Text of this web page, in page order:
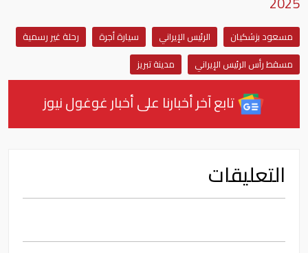
مسعود بزشكيان الرئيس الإيراني سيارة أجرة
رحلة غير رسمية
مسقط رأس الرئيس الإيراني
مدينة تبريز
تابع آخر أخبارنا على أخبار غوغول نيوز
التعليقات